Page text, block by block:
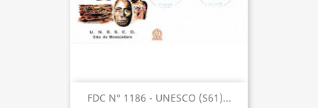
FDC N° 1186 - UNESCO (S61)...